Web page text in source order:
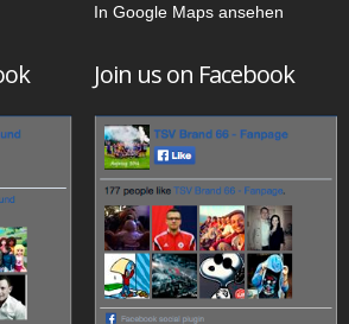
In Google Maps ansehen
Join us on Facebook